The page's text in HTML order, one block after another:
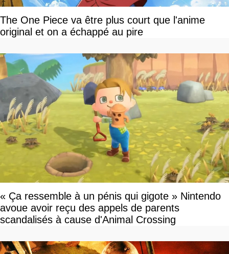
The One Piece va être plus court que l'anime
original et on a échappé au pire
« Ça ressemble à un pénis qui gigote » Nintendo
avoue avoir reçu des appels de parents
scandalisés à cause d'Animal Crossing